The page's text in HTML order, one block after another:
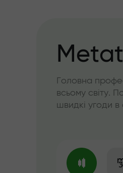
Головна
всьому світу.
швидкі угоди в